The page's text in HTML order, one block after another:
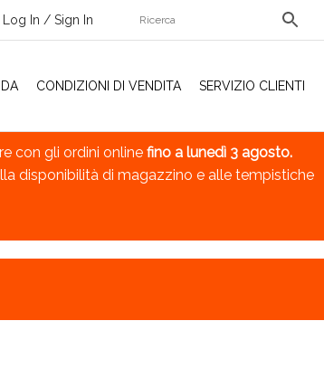
Log In / Sign In
CONDIZIONI DI VENDITA SERVIZIO CLIENTI
con gli ordini online fino a lunedì 3 agosto.
disponibilità di magazzino e alle tempistiche